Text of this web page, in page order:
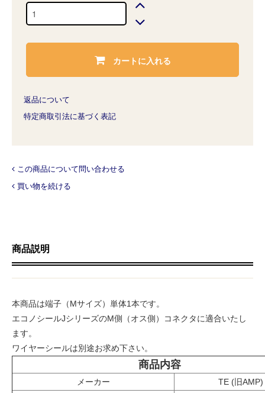
カートに入れる
返品について
特定商取引法に基づく表記
この商品について問い合わせる
買い物を続ける
商品説明
本商品は端子（Mサイズ）単体1本です。
エコノシールJシリーズのM側（オス側）コネクタに適合いたし
ます。
ワイヤーシールは別途お求め下さい。
商品内容
メーカー
TE (旧AMP)